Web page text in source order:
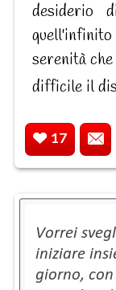
desiderio
serenità
difficile il
17